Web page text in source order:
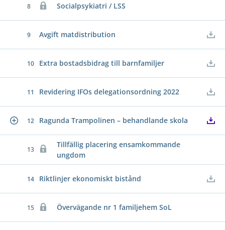
8 Socialpsykiatri / LSS
9 Avgift matdistribution
10 Extra bostadsbidrag till barnfamiljer
11 Revidering IFOs delegationsordning 2022
12 Ragunda Trampolinen – behandlande skola
13
Tillfällig placering ensamkommande
ungdom
14 Riktlinjer ekonomiskt bistånd
15 Övervägande nr 1 familjehem SoL